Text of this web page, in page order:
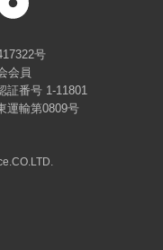
号
会員
証番号 1-11801
運輸第0809号